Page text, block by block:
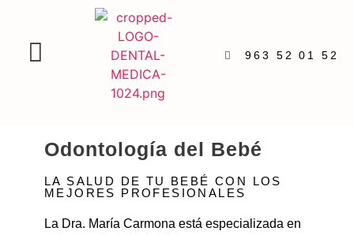
963 52 01 52
Odontología del Bebé
LA SALUD DE TU BEBÉ CON LOS
MEJORES PROFESIONALES
La Dra. María Carmona está especializada en